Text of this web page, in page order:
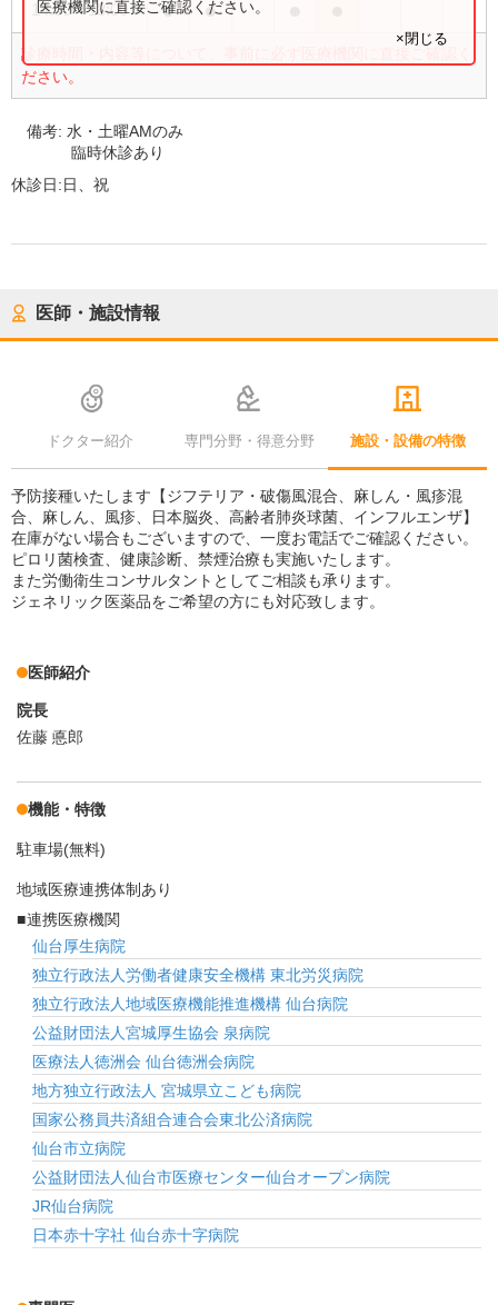
14:00〜18:00 ● ●
診療時間・内容等について、事前に必ず医療機関に直接ご確認く
ださい。
医療機関に直接ご確認ください。
×閉じる
備考:水・土曜AMのみ
臨時休診あり
休診日:日、祝
医師・施設情報
ドクター紹介 専門分野・得意分野 施設・設備の特徴
予防接種いたします【ジフテリア・破傷風混合、麻しん・風疹混
合、麻しん、風疹、日本脳炎、高齢者肺炎球菌、インフルエンザ】
在庫がない場合もございますので、一度お電話でご確認ください。
ピロリ菌検査、健康診断、禁煙治療も実施いたします。
また労働衛生コンサルタントとしてご相談も承ります。
ジェネリック医薬品をご希望の方にも対応致します。
医師紹介
院長
佐藤 悳郎
機能・特徴
駐車場(無料)
地域医療連携体制あり
連携医療機関
仙台厚生病院
独立行政法人労働者健康安全機構 東北労災病院
独立行政法人地域医療機能推進機構 仙台病院
公益財団法人宮城厚生協会 泉病院
医療法人徳洲会 仙台徳洲会病院
地方独立行政法人 宮城県立こども病院
国家公務員共済組合連合会東北公済病院
仙台市立病院
公益財団法人仙台市医療センター仙台オープン病院
JR仙台病院
日本赤十字社 仙台赤十字病院